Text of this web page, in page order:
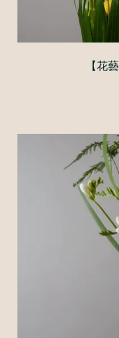
【花